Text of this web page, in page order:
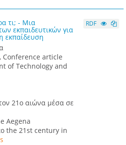
τι; - Μια
εκπαιδευτικών για
εκπαίδευση
Conference article
of Technology and
21ο αιώνα μέσα σε
Aegena
the 21st century in
RDF